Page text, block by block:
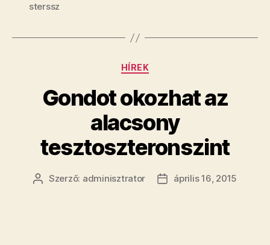
sterssz
Kategóriák
HÍREK
Gondot okozhat az
alacsony
tesztoszteronszint
Bejegyzés
Szerző: adminisztrator
Bejegyzés
április 16, 2015